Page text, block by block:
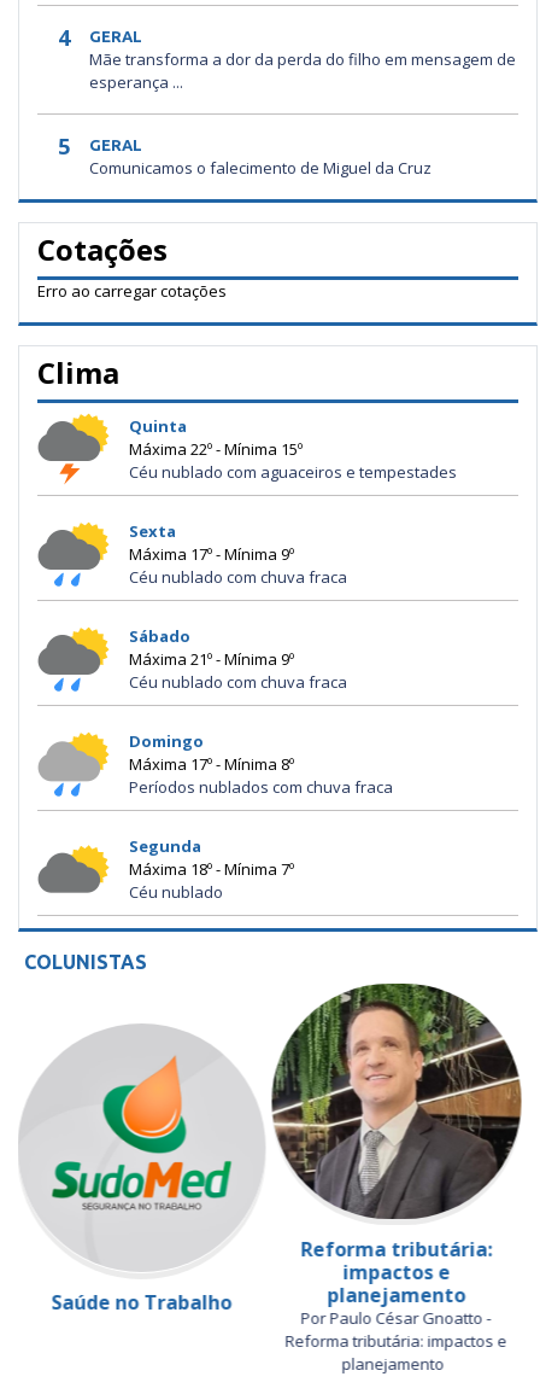
4 GERAL
Mãe transforma a dor da perda do filho em mensagem de
esperança ...
5 GERAL
Comunicamos o falecimento de Miguel da Cruz
Cotações
Erro ao carregar cotações
Clima
Quinta
Máxima 22º - Mínima 15º
Céu nublado com aguaceiros e tempestades
Sexta
Máxima 17º - Mínima 9º
Céu nublado com chuva fraca
Sábado
Máxima 21º - Mínima 9º
Céu nublado com chuva fraca
Domingo
Máxima 17º - Mínima 8º
Períodos nublados com chuva fraca
Segunda
Máxima 18º - Mínima 7º
Céu nublado
COLUNISTAS
Saúde no Trabalho
Reforma tributária:
impactos e
planejamento
Por Paulo César Gnoatto -
Reforma tributária: impactos e
planejamento